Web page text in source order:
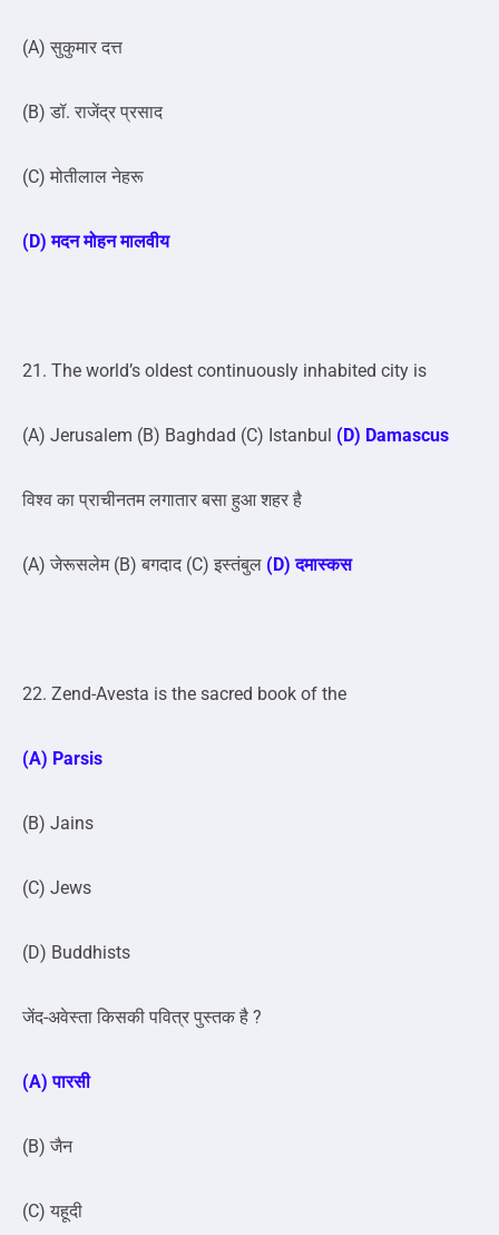
(A) सुकुमार दत्त
(B) डॉ. राजेंद्र प्रसाद
(C) मोतीलाल नेहरू
(D) मदन मोहन मालवीय
21. The world’s oldest continuously inhabited city is
(A) Jerusalem (B) Baghdad (C) Istanbul (D) Damascus
विश्व का प्राचीनतम लगातार बसा हुआ शहर है
(A) जेरूसलेम (B) बगदाद (C) इस्तंबुल (D) दमास्कस
22. Zend-Avesta is the sacred book of the
(A) Parsis
(B) Jains
(C) Jews
(D) Buddhists
जेंद-अवेस्ता किसकी पवित्र पुस्तक है ?
(A) पारसी
(B) जैन
(C) यहूदी